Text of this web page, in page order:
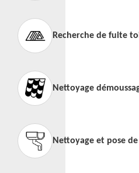
Recherche de fuite
Nettoyage
Nettoyage et pose